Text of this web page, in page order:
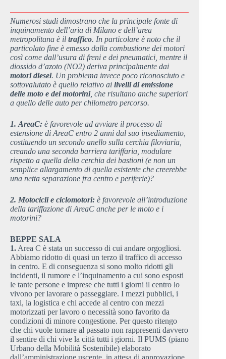
Numerosi studi dimostrano che la principale fonte di
inquinamento dell’aria di Milano e dell’area
metropolitana è il traffico. In particolare è noto che il
particolato fine è emesso dalla combustione dei motori
così come dall’usura di freni e dei pneumatici, mentre il
diossido d’azoto (NO2) deriva principalmente dai
motori diesel. Un problema invece poco riconosciuto e
sottovalutato è quello relativo ai livelli di emissione
delle moto e dei motorini, che risultano anche superiori
a quello delle auto per chilometro percorso.
1. AreaC: è favorevole ad avviare il processo di
estensione di AreaC entro 2 anni dal suo insediamento,
costituendo un secondo anello sulla cerchia filoviaria,
creando una seconda barriera tariffaria, modulare
rispetto a quella della cerchia dei bastioni (e non un
semplice allargamento di quella esistente che creerebbe
una netta separazione fra centro e periferie)?
2. Motocicli e ciclomotori: è favorevole all’introduzione
della tariffazione di AreaC anche per le moto e i
motorini?
BEPPE SALA
1. Area C è stata un successo di cui andare orgogliosi.
Abbiamo ridotto di quasi un terzo il traffico di accesso
in centro. E di conseguenza si sono molto ridotti gli
incidenti, il rumore e l’inquinamento a cui sono esposti
le tante persone e imprese che tutti i giorni il centro lo
vivono per lavorare o passeggiare. I mezzi pubblici, i
taxi, la logistica e chi accede al centro con mezzi
motorizzati per lavoro o necessità sono favorito da
condizioni di minore congestione. Per questo ritengo
che chi vuole tornare al passato non rappresenti davvero
il sentire di chi vive la città tutti i giorni. Il PUMS (piano
Urbano della Mobilità Sostenibile) elaborato
dall’amministrazione uscente, in attesa di approvazione